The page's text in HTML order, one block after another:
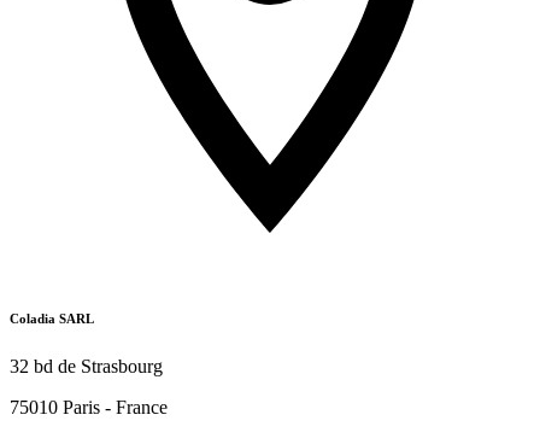
Coladia SARL
32 bd de Strasbourg
75010 Paris - France